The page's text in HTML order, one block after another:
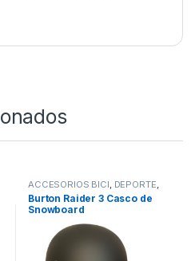
ACCESORIOS BICI DEPORTE
TODOS
Burton Raider 3 Casco de
Snowboard